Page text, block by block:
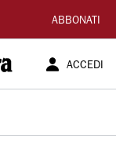
ABBONATI
ACCEDI